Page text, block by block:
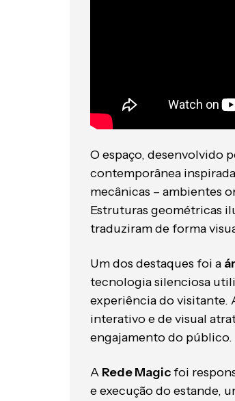
O espaço, desenvolvido
contemporânea
mecânicas – ambientes
Estruturas geométricas
traduziram de forma
Um dos destaques foi a
tecnologia silenciosa
experiência do visitante.
interativo e de visual
engajamento do público.
A Rede Magicfoi
e execução do estande,